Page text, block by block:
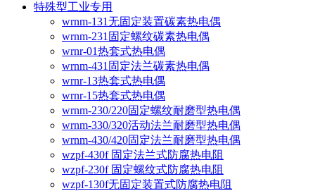
特殊型工业专用
wrnm-131无固定装置碳素热电偶
wrnm-231固定螺纹碳素热电偶
wrnr-01热套式热电偶
wrnm-431固定法兰碳素热电偶
wrnr-13热套式热电偶
wrnr-15热套式热电偶
wrnm-230/220固定螺纹耐磨型热电偶
wrnm-330/320活动法兰耐磨型热电偶
wrnm-430/420固定法兰耐磨型热电偶
wzpf-430f 固定法兰式防腐热电阻
wzpf-230f 固定螺纹式防腐热电阻
wzpf-130f无固定装置式防腐热电阻